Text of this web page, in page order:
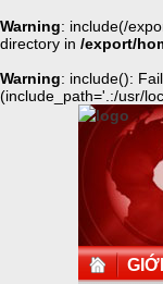
Warning: include(/
directory in /export/
Warning: include():
(include_path='.:/usr/